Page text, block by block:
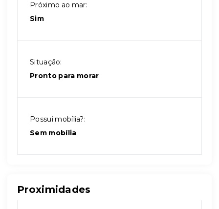
Próximo ao mar:
Sim
Situação:
Pronto para morar
Possui mobília?:
Sem mobília
Proximidades